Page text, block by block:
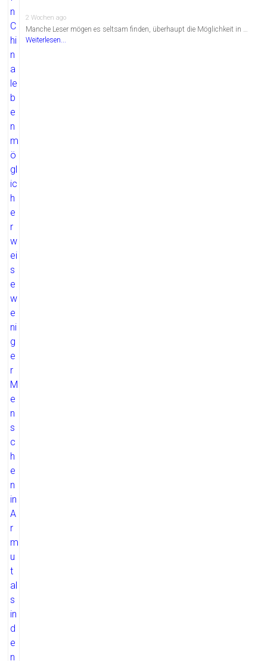
2 Wochen ago
Manche Leser mögen es seltsam finden, überhaupt die Möglichkeit in …
Weiterlesen...